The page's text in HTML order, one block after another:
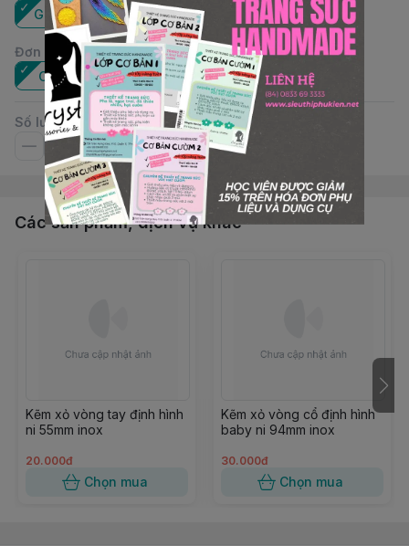
Gold
Đơn vị
Cái
Số lượng
Các sản phẩm, dịch vụ khác
Kẽm xỏ vòng tay định hình
ni 55mm inox
20.000đ
Chọn mua
Kẽm xỏ vòng cổ định hình
baby ni 94mm inox
30.000đ
Chọn mua